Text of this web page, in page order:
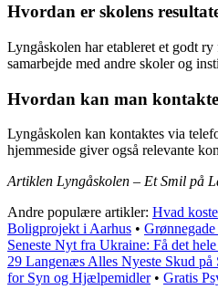
Hvordan er skolens
Lyngåskolen har etableret et godt
samarbejde med andre skoler og
Hvordan kan man
Lyngåskolen kan kontaktes via
hjemmeside giver også relevante
Artiklen Lyngåskolen – Et Smil på
Andre populære artikler: Hvad
Boligprojekt i Aarhus •
Seneste Nyt fra Ukraine: Få det
29 Langenæs Alles Nyeste Skud på
for Syn og Hjælpemidler• Gratis